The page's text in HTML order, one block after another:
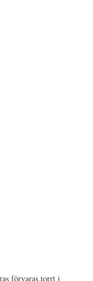
förvaras torrt i